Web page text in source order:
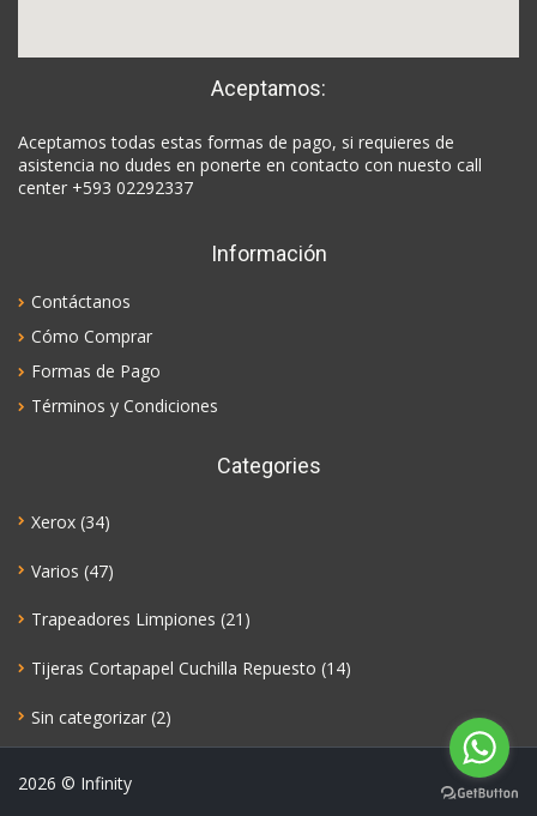
Aceptamos:
Aceptamos todas estas formas de pago, si requieres de
asistencia no dudes en ponerte en contacto con nuesto call
center +593 02292337
Información
Contáctanos
Cómo Comprar
Formas de Pago
Términos y Condiciones
Categories
Xerox (34)
Varios (47)
Trapeadores Limpiones (21)
Tijeras Cortapapel Cuchilla Repuesto (14)
Sin categorizar (2)
2026 © Infinity